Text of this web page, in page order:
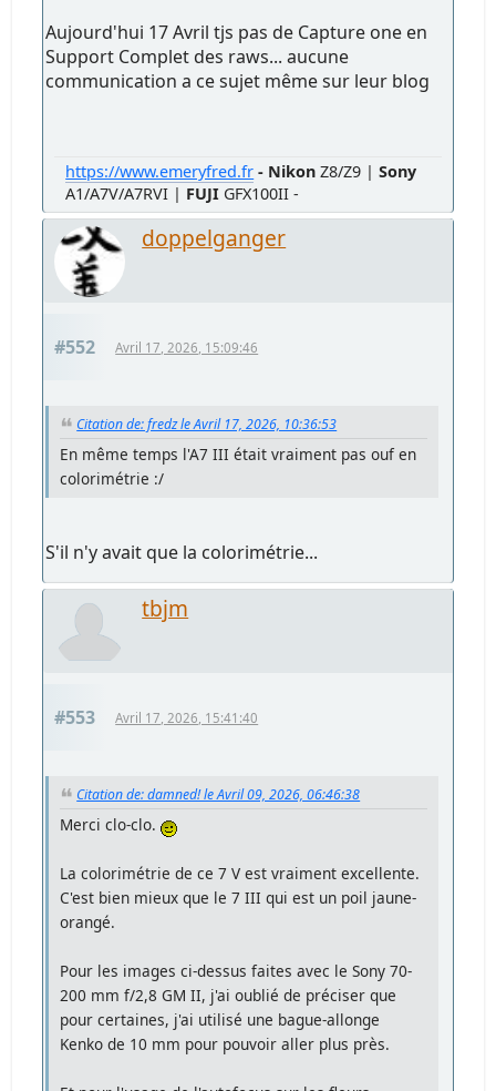
Aujourd'hui 17 Avril tjs pas de Capture one en
Support Complet des raws... aucune
communication a ce sujet même sur leur blog
https://www.emeryfred.fr - Nikon Z8/Z9 |Sony
A1/A7V/A7RVI | FUJI GFX100II -
doppelganger
#552 Avril 17, 2026, 15:09:46
Citation de: fredz le Avril 17, 2026, 10:36:53
En même temps l'A7 III était vraiment pas ouf en
colorimétrie :/
S'il n'y avait que la colorimétrie...
tbjm
#553 Avril 17, 2026, 15:41:40
Citation de: damned! le Avril 09, 2026, 06:46:38
Merci clo-clo.
La colorimétrie de ce 7 V est vraiment excellente.
C'est bien mieux que le 7 III qui est un poil jaune-
orangé.
Pour les images ci-dessus faites avec le Sony 70-
200 mm f/2,8 GM II, j'ai oublié de préciser que
pour certaines, j'ai utilisé une bague-allonge
Kenko de 10 mm pour pouvoir aller plus près.